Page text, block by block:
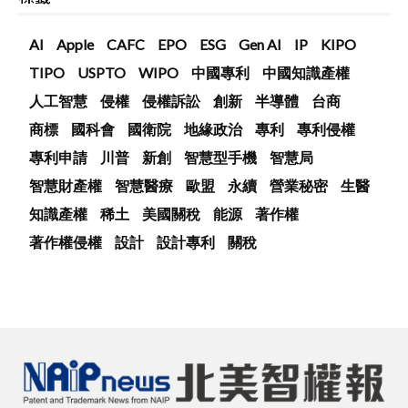
AI Apple CAFC EPO ESG Gen AI IP
KIPO
TIPO
USPTO WIPO 中國專利
中國知識產權
人工智慧
侵權 侵權訴訟 創新 半導體
台商
商標
國科會 國衛院 地緣政治 專利
專利侵權
專利申請
川普 新創 智慧型手機
智慧局
智慧財產權
智慧醫療 歐盟 永續 營業秘密
生醫
知識產權
稀土 美國關稅 能源
著作權
著作權侵權
設計 設計專利 關稅